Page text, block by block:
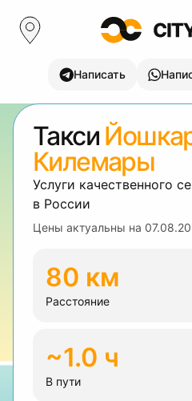
Написать
Такси
Килемары
Услуги качественного
в России
Цены актуальны на
80 км
Расстояние
~1.0 ч
В пути